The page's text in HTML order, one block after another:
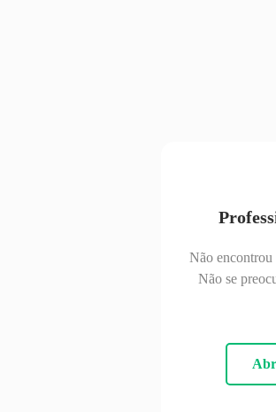
Não encontrou
Não se